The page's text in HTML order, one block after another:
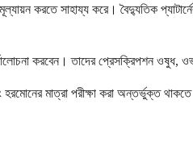
করতে সাহায্য করে। বৈদ্যুতিক
করবেন। তাদের প্রেসক্রিপশন
হরমোনের মাত্রা পরীক্ষা করা অন্তর্ভুক্ত